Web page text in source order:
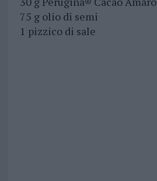
75 g olio di semi
1 pizzico di sale